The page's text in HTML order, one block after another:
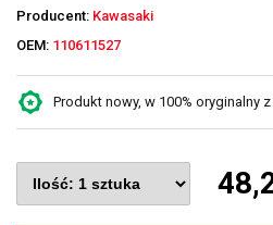
Producent: Kawasaki
OEM: 110611527
Produkt nowy, w 100% oryginalny